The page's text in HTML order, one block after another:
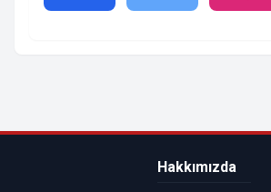
Hakkımızda